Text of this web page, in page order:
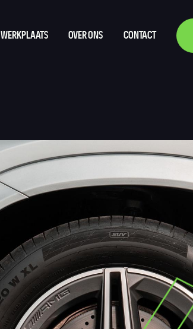
WERKPLAATS OVER ONS CONTACT